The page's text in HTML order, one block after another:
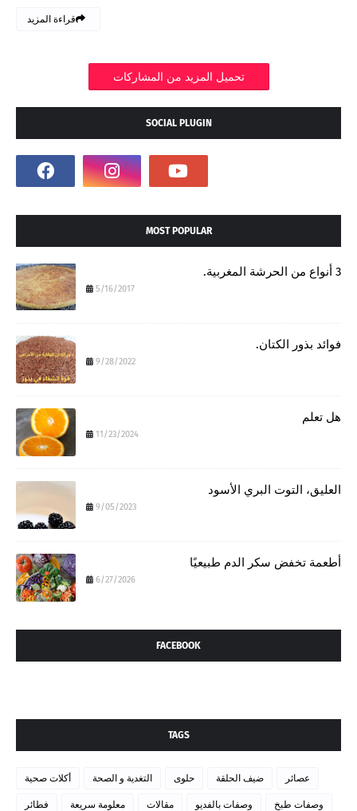
قراءة المزيد
تحميل المزيد من المشاركات
SOCIAL PLUGIN
MOST POPULAR
3 أنواع من الحرشة المغربية.
5/16/2017
فوائد بذور الكتان.
9/28/2022
هل تعلم
11/23/2024
العليق، التوت البري الأسود
9/05/2023
أطعمة تخفض سكر الدم طبيعيًا
6/27/2026
FACEBOOK
TAGS
أكلات صحية التغدية و الصحة حلوى ضيف الحلقة عصائر
فطائر معلومة سريعة مقالات وصفات بالفديو وصفات طبخ